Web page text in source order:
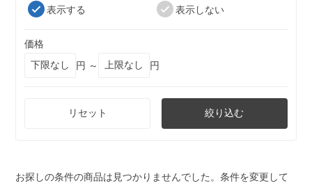
表示する
表示しない
価格
円 ～
円
リセット 絞り込む
お探しの条件の商品は見つかりませんでした。条件を変更して